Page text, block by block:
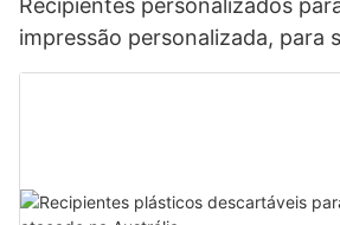
Recipientes personalizados
impressão personalizada, para
alimentação.